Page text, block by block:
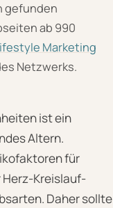
gefunden
ab 990
Marketing
Netzwerks.
ist ein
Altern.
für
Kreislauf-
Daher sollte